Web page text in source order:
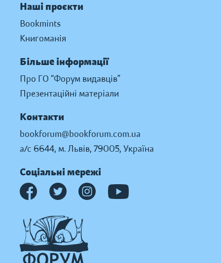
Наші проєкти
Bookmints
Книгоманія
Більше інформації
Про ГО “Форум видавців”
Презентаційні матеріали
Контакти
bookforum@bookforum.com.ua
а/с 6644, м. Львів, 79005, Україна
Соціальні мережі